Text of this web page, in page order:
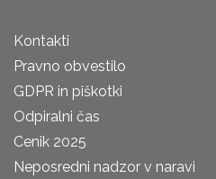
Kontakti
Pravno obvestilo
GDPR in piškotki
Odpiralni čas
Cenik 2025
Neposredni nadzor v naravi